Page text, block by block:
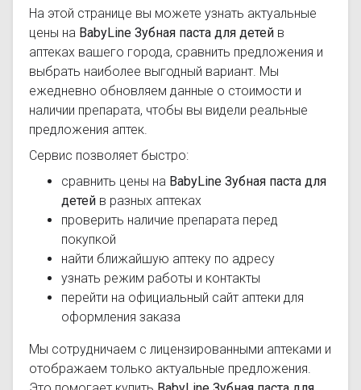
На этой странице вы можете узнать актуальные
цены на BabyLine Зубная паста для детей в
аптеках вашего города, сравнить предложения и
выбрать наиболее выгодный вариант. Мы
ежедневно обновляем данные о стоимости и
наличии препарата, чтобы вы видели реальные
предложения аптек.
Сервис позволяет быстро:
сравнить цены на BabyLine Зубная паста для
детей в разных аптеках
проверить наличие препарата перед
покупкой
найти ближайшую аптеку по адресу
узнать режим работы и контакты
перейти на официальный сайт аптеки для
оформления заказа
Мы сотрудничаем с лицензированными аптеками и
отображаем только актуальные предложения.